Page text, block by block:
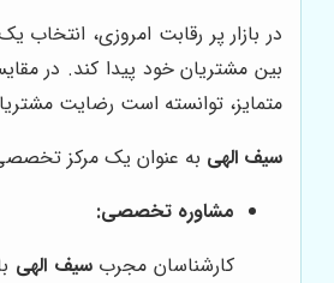
در بازار پر رقابت امروزی، انتخاب
بین مشتریان خود پیدا کند. در
متمایز، توانسته است رضایت
سیف الهی به عنوان یک مرکز تخصصی
مشاوره تخصصی:
کارشناسان مجربسیف الهی